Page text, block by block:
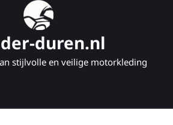
duren.nl
stijlvolle en veilige motorkleding